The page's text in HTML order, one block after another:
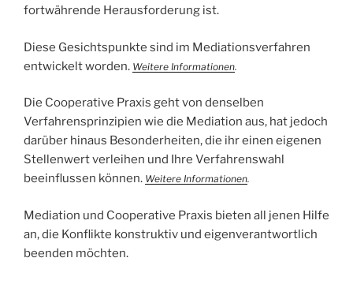
fortwährende Herausforderung ist.
Diese Gesichtspunkte sind im Mediationsverfahren
entwickelt worden. Weitere Informationen.
Die Cooperative Praxis geht von denselben
Verfahrensprinzipien wie die Mediation aus, hat jedoch
darüber hinaus Besonderheiten, die ihr einen eigenen
Stellenwert verleihen und Ihre Verfahrenswahl
beeinflussen können. Weitere Informationen.
Mediation und Cooperative Praxis bieten all jenen Hilfe
an, die Konflikte konstruktiv und eigenverantwortlich
beenden möchten.